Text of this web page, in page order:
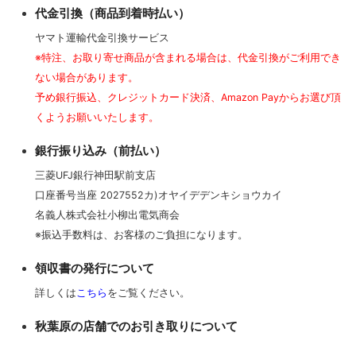
代金引換（商品到着時払い）
ヤマト運輸代金引換サービス
※特注、お取り寄せ商品が含まれる場合は、代金引換がご利用でき
ない場合があります。
予め銀行振込、クレジットカード決済、Amazon Payからお選び頂
くようお願いいたします。
銀行振り込み（前払い）
三菱UFJ銀行神田駅前支店
口座番号当座 2027552カ)オヤイデデンキショウカイ
名義人株式会社小柳出電気商会
※振込手数料は、お客様のご負担になります。
領収書の発行について
詳しくはこちら をご覧ください。
秋葉原の店舗でのお引き取りについて